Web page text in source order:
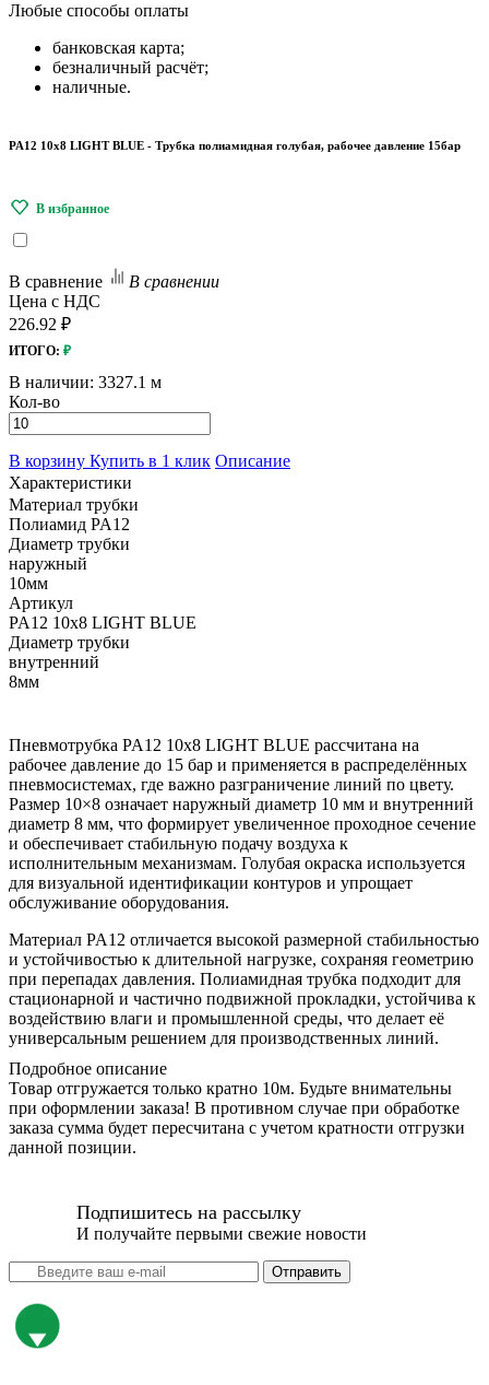
Любые способы оплаты
банковская карта;
безналичный расчёт;
наличные.
PA12 10x8 LIGHT BLUE - Трубка полиамидная голубая, рабочее давление 15бар
В сравнение
В сравнении
Цена с НДС
226.92 ₽
ИТОГО: ₽
В наличии: 3327.1 м
Кол-во
В корзину Купить в 1 клик Описание
Характеристики
Материал трубки
Полиамид PA12
Диаметр трубки
наружный
10мм
Артикул
PA12 10x8 LIGHT BLUE
Диаметр трубки
внутренний
8мм
Пневмотрубка PA12 10x8 LIGHT BLUE рассчитана на
рабочее давление до 15 бар и применяется в распределённых
пневмосистемах, где важно разграничение линий по цвету.
Размер 10×8 означает наружный диаметр 10 мм и внутренний
диаметр 8 мм, что формирует увеличенное проходное сечение
и обеспечивает стабильную подачу воздуха к
исполнительным механизмам. Голубая окраска используется
для визуальной идентификации контуров и упрощает
обслуживание оборудования.
Материал PA12 отличается высокой размерной стабильностью
и устойчивостью к длительной нагрузке, сохраняя геометрию
при перепадах давления. Полиамидная трубка подходит для
стационарной и частично подвижной прокладки, устойчива к
воздействию влаги и промышленной среды, что делает её
универсальным решением для производственных линий.
Подробное описание
Товар отгружается только кратно 10м. Будьте внимательны
при оформлении заказа! В противном случае при обработке
заказа сумма будет пересчитана с учетом кратности отгрузки
данной позиции.
Подпишитесь на рассылку
И получайте первыми свежие новости
Отправить